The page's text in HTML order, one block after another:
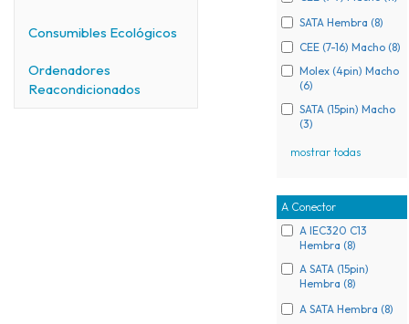
Consumibles Ecológicos
Ordenadores
Reacondicionados
SATA Hembra (8)
CEE (7-16) Macho (8)
Molex (4pin) Macho
(6)
SATA (15pin) Macho
(3)
mostrar todas
A Conector
A IEC320 C13
Hembra (8)
A SATA (15pin)
Hembra (8)
A SATA Hembra (8)